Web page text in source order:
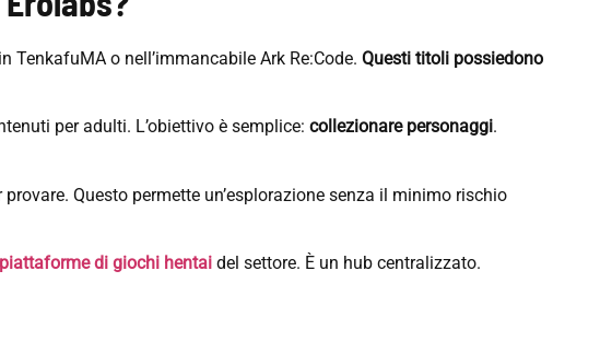
o nell’immancabile Ark Re:Code. Questi titoli possiedono
per adulti. L’obiettivo è semplice: collezionare personaggi.
Questo permette un’esplorazione senza il minimo rischio
di giochi hentai del settore. È un hub centralizzato.